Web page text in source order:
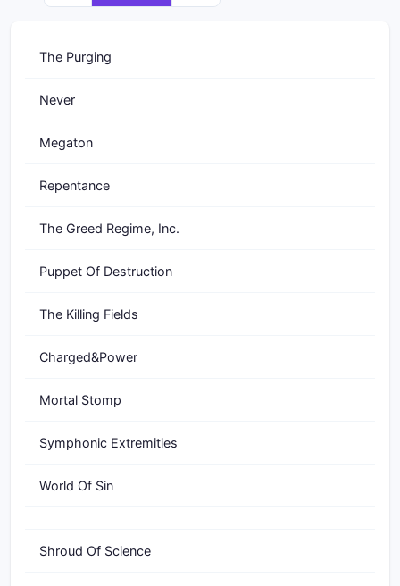
The Purging
Never
Megaton
Repentance
The Greed Regime, Inc.
Puppet Of Destruction
The Killing Fields
Charged&Power
Mortal Stomp
Symphonic Extremities
World Of Sin
Shroud Of Science